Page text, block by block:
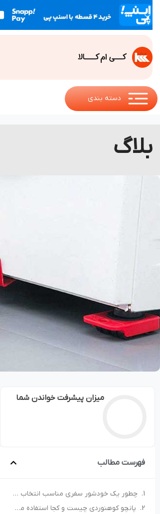
دسته بندی
بلاگ
میزان پیشرفت خواندن شما
فهرست مطالب
چطور یک خودشور سفری مناسب انتخاب کنیم؟ راهنمای خرید برای کمپ و سفر
پانچو کوهنوردی چیست و کجا استفاده می‌شود؟ راهنمای انتخاب پانچو مناسب